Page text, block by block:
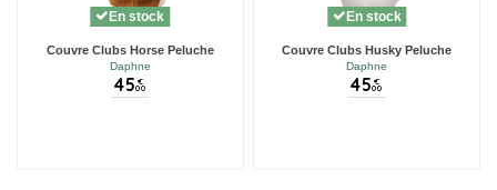
En stock
Couvre Clubs Horse Peluche
Daphne
45 €
00
En stock
Couvre Clubs Husky Peluche
Daphne
45 €
00